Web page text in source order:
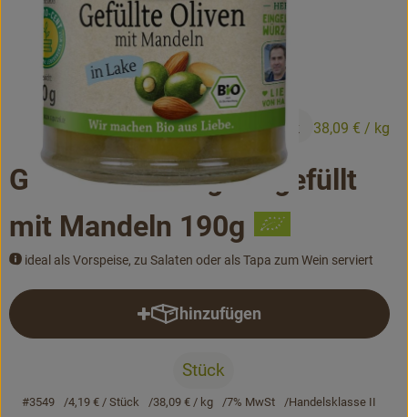
Vorratskammer...
Drogerie
Getränke
Alternativen zu ...
Über uns
Gefüllte Oliven grün gefüllt
mit Mandeln 190g
ideal als Vorspeise, zu Salaten oder als Tapa zum Wein serviert
4,19 € / Stück 38,09 € / kg
hinzufügen
Produkt zum Warenkorb
Stück
#3549 4,19 €/ Stück 38,09 €/ kg 7% MwSt Handelsklasse II